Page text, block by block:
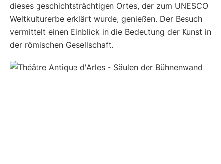
dieses geschichtsträchtigen Ortes, der zum UNESCO
Weltkulturerbe erklärt wurde, genießen. Der Besuch
vermittelt einen Einblick in die Bedeutung der Kunst in
der römischen Gesellschaft.